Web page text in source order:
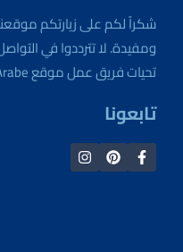
شكراً لكم على زيارتكم
ومفيدة. لا تترددوا في
تحيات فريق عمل موقع Quiz Arabe.
تابعونا